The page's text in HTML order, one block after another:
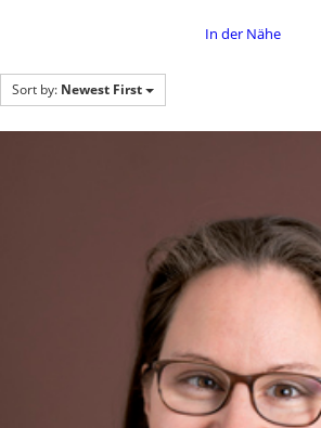
In der Nähe
Sort by: Newest First